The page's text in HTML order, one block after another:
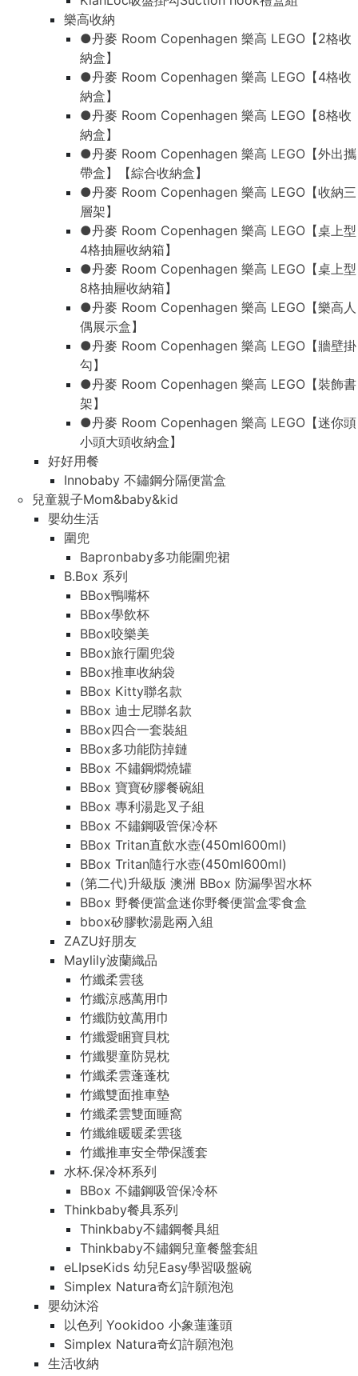
樂高收納
●丹麥 Room Copenhagen 樂高 LEGO【2格收
納盒】
●丹麥 Room Copenhagen 樂高 LEGO【4格收
納盒】
●丹麥 Room Copenhagen 樂高 LEGO【8格收
納盒】
●丹麥 Room Copenhagen 樂高 LEGO【外出攜
帶盒】【綜合收納盒】
●丹麥 Room Copenhagen 樂高 LEGO【收納三
層架】
●丹麥 Room Copenhagen 樂高 LEGO【桌上型
4格抽屜收納箱】
●丹麥 Room Copenhagen 樂高 LEGO【桌上型
8格抽屜收納箱】
●丹麥 Room Copenhagen 樂高 LEGO【樂高人
偶展示盒】
●丹麥 Room Copenhagen 樂高 LEGO【牆壁掛
勾】
●丹麥 Room Copenhagen 樂高 LEGO【裝飾書
架】
●丹麥 Room Copenhagen 樂高 LEGO【迷你頭
小頭大頭收納盒】
好好用餐
Innobaby 不鏽鋼分隔便當盒
兒童親子Mom&baby&kid
嬰幼生活
圍兜
Bapronbaby多功能圍兜裙
B.Box 系列
BBox鴨嘴杯
BBox學飲杯
BBox咬樂美
BBox旅行圍兜袋
BBox推車收納袋
BBox Kitty聯名款
BBox 迪士尼聯名款
BBox四合一套裝組
BBox多功能防掉鏈
BBox 不鏽鋼燜燒罐
BBox 寶寶矽膠餐碗組
BBox 專利湯匙叉子組
BBox 不鏽鋼吸管保冷杯
BBox Tritan直飲水壺(450ml600ml)
BBox Tritan隨行水壺(450ml600ml)
(第二代)升級版 澳洲 BBox 防漏學習水杯
BBox 野餐便當盒迷你野餐便當盒零食盒
bbox矽膠軟湯匙兩入組
ZAZU好朋友
Maylily波蘭織品
竹纖柔雲毯
竹纖涼感萬用巾
竹纖防蚊萬用巾
竹纖愛睏寶貝枕
竹纖嬰童防晃枕
竹纖柔雲蓬蓬枕
竹纖雙面推車墊
竹纖柔雲雙面睡窩
竹纖維暖暖柔雲毯
竹纖推車安全帶保護套
水杯.保冷杯系列
BBox 不鏽鋼吸管保冷杯
Thinkbaby餐具系列
Thinkbaby不鏽鋼餐具組
Thinkbaby不鏽鋼兒童餐盤套組
eLIpseKids 幼兒Easy學習吸盤碗
Simplex Natura奇幻許願泡泡
嬰幼沐浴
以色列 Yookidoo 小象蓮蓬頭
Simplex Natura奇幻許願泡泡
生活收納